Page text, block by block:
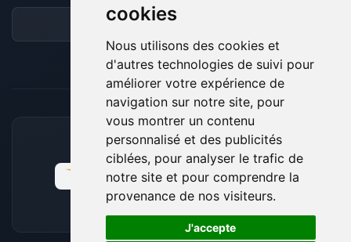
cookies
Nous utilisons des cookies et
d'autres technologies de suivi pour
améliorer votre expérience de
navigation sur notre site, pour
vous montrer un contenu
personnalisé et des publicités
ciblées, pour analyser le trafic de
notre site et pour comprendre la
provenance de nos visiteurs.
J'accepte
Forum
MOYENS DE PAIEMENT ACCEPTÉS
🍪